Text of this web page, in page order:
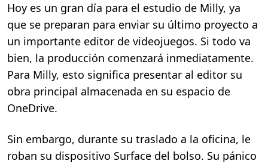
Hoy es un gran día para el estudio de Milly, ya
que se preparan para enviar su último proyecto a
un importante editor de videojuegos. Si todo va
bien, la producción comenzará inmediatamente.
Para Milly, esto significa presentar al editor su
obra principal almacenada en su espacio de
OneDrive.
Sin embargo, durante su traslado a la oficina, le
roban su dispositivo Surface del bolso. Su pánico